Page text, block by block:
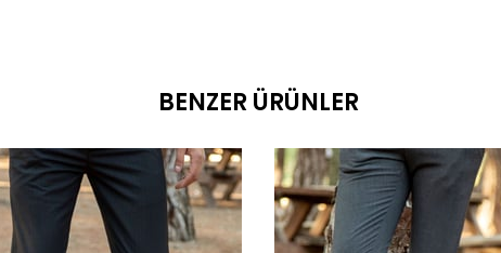
BENZER ÜRÜNLER